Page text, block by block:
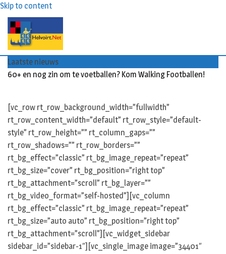
Skip to content
Laatste nieuws
60+ en nog zin om te voetballen? Kom Walking Footballen!
[vc_row rt_row_background_width=”fullwidth”
rt_row_content_width=”default” rt_row_style=”default-
style” rt_row_height=”” rt_column_gaps=””
rt_row_shadows=”” rt_row_borders=””
rt_bg_effect=”classic” rt_bg_image_repeat=”repeat”
rt_bg_size=”cover” rt_bg_position=”right top”
rt_bg_attachment=”scroll” rt_bg_layer=””
rt_bg_video_format=”self-hosted”][vc_column
rt_bg_effect=”classic” rt_bg_image_repeat=”repeat”
rt_bg_size=”auto auto” rt_bg_position=”right top”
rt_bg_attachment=”scroll”][vc_widget_sidebar
sidebar_id=”sidebar-1″][vc_single_image image=”34401″